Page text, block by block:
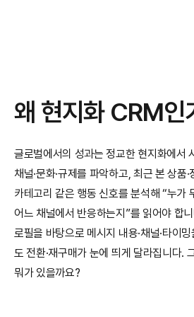
왜 현지화 CRM인
글로벌에서의 성과는 정교한 현지화에서
채널·문화·규제를 파악하고, 최근 본 상품·
카테고리 같은 행동 신호를 분석해 “누가
어느 채널에서 반응하는지”를 읽어야 합
로필을 바탕으로 메시지 내용·채널·타이
도 전환·재구매가 눈에 띄게 달라집니다.
뭐가 있을까요?